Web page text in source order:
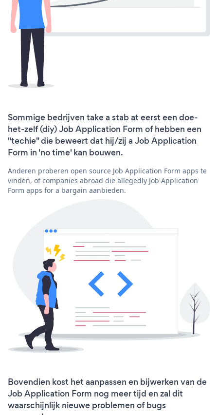
Sommige bedrijven take a stab at eerst een doe-
het-zelf (diy) Job Application Form of hebben een
"techie" die beweert dat hij/zij a Job Application
Form in 'no time' kan bouwen.
Anderen proberen open source Job Application Form apps te
vinden, of companies abroad die allegedly Job Application
Form apps for a bargain aanbieden.
Bovendien kost het aanpassen en bijwerken van de
Job Application Form nog meer tijd en zal dit
waarschijnlijk nieuwe problemen of bugs